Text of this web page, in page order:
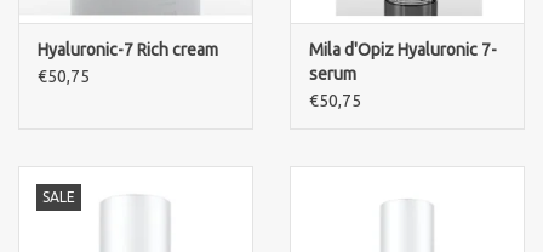
Hyaluronic-7 Rich cream
€50,75
Mila d'Opiz Hyaluronic 7-
serum
€50,75
SALE